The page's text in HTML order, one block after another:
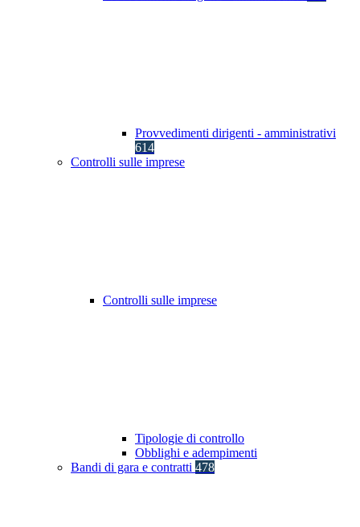
Provvedimenti dirigenti - amministrativi
614
Controlli sulle imprese
Controlli sulle imprese
Tipologie di controllo
Obblighi e adempimenti
Bandi di gara e contratti 478